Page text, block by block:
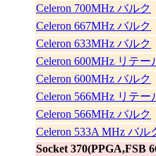
Celeron 700MHz バルク
Celeron 667MHz バルク
Celeron 633MHz バルク
Celeron 600MHz リテ
Celeron 600MHz バルク
Celeron 566MHz リテ
Celeron 566MHz バルク
Celeron 533A MHz バル
Socket 370(PPGA,FSB